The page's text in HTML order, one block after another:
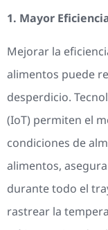
1. Mayor
Mejorar la
alimentos puede
desperdicio.
(IoT) permiten el
condiciones de
alimentos,
durante todo el
rastrear la